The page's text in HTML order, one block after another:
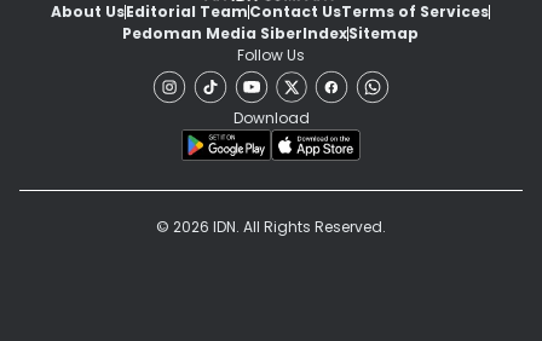
About UsEditorial TeamContact UsTerms of Services
Pedoman Media SiberIndexSitemap
Follow Us
Download
© 2026 IDN. All Rights Reserved.